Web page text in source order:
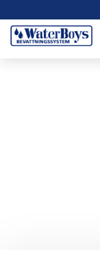
Webbshop /